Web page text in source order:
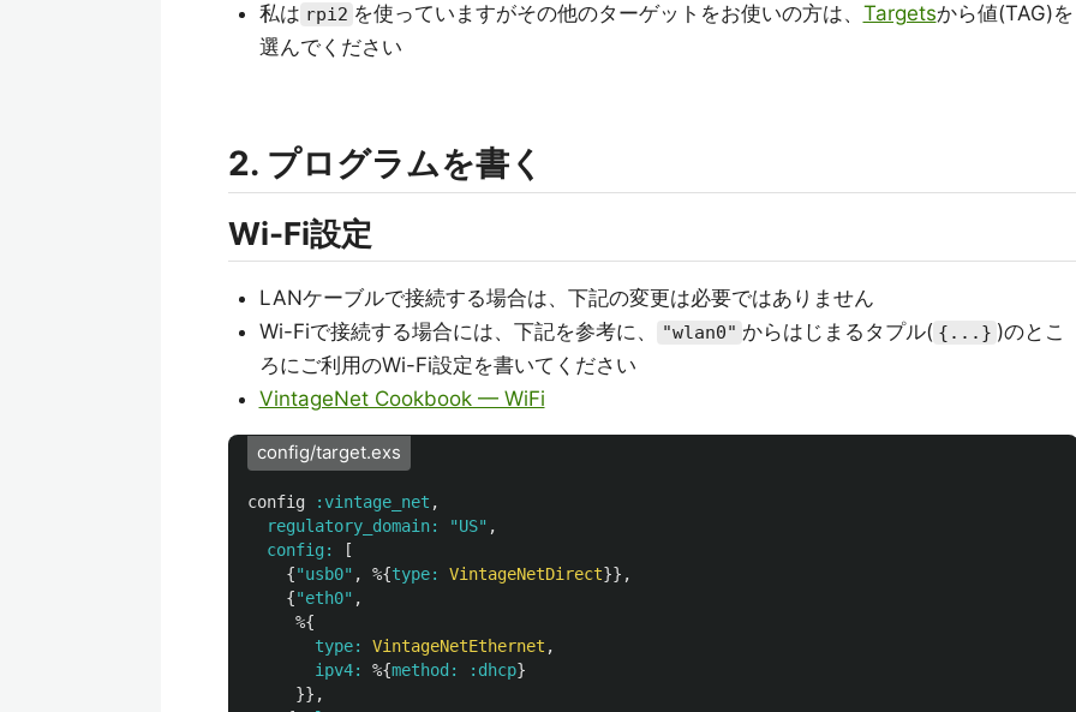
私は rpi2 を使っていますがその他のターゲットをお使いの方は、 Targetsから値(TAG)を
選んでください
2. プログラムを書く
Wi-Fi設定
LANケーブルで接続する場合は、下記の変更は必要ではありません
Wi-Fiで接続する場合には、下記を参考に、
"wlan0" からはじまるタプル( {...} )のとこ
ろにご利用のWi-Fi設定を書いてください
VintageNet Cookbook — WiFi
config/target.exs
config :vintage_net ,
regulatory_domain:
"US" ,
config:
[
{"usb0" , %{type: VintageNetDirect}},
{"eth0" ,
%{
type:
VintageNetEthernet ,
ipv4:
%{method: :dhcp}
}},